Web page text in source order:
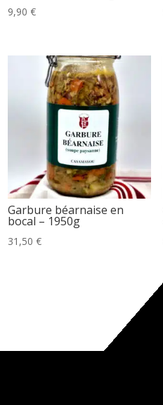
9,90€
Garbure béarnaise en
bocal – 1950g
31,50€